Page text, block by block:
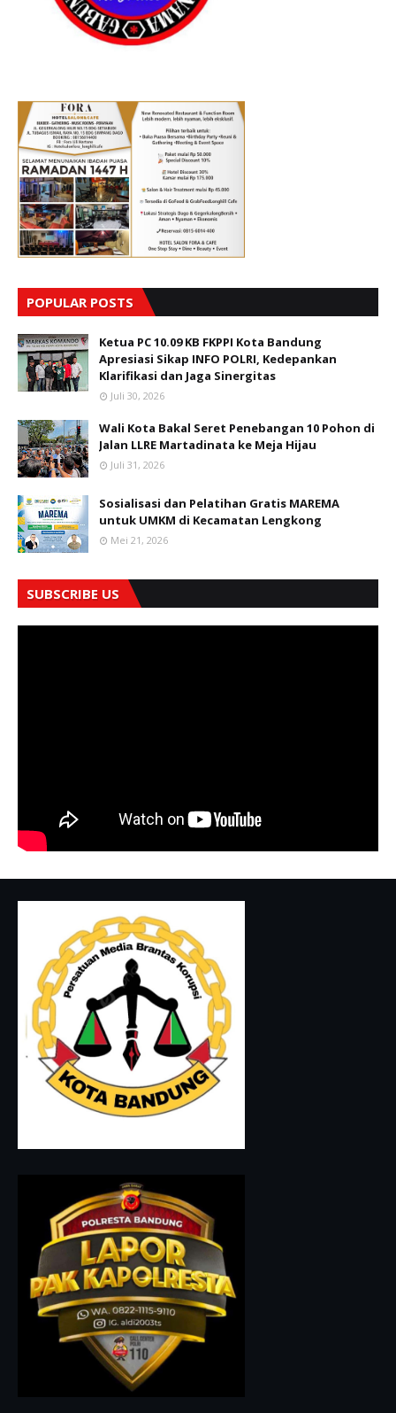
POPULAR POSTS
Ketua PC 10.09 KB FKPPI Kota Bandung
Apresiasi Sikap INFO POLRI, Kedepankan
Klarifikasi dan Jaga Sinergitas
Juli 30, 2026
Wali Kota Bakal Seret Penebangan 10 Pohon di
Jalan LLRE Martadinata ke Meja Hijau
Juli 31, 2026
Sosialisasi dan Pelatihan Gratis MAREMA
untuk UMKM di Kecamatan Lengkong
Mei 21, 2026
SUBSCRIBE US